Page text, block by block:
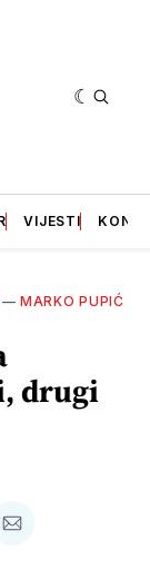
VIJESTI
— MARKO PUPIĆ
drugi
podijeli